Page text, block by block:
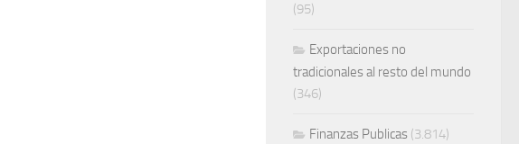
(95)
Exportaciones no
tradicionales al resto del mundo
(346)
Finanzas Publicas (3.814)